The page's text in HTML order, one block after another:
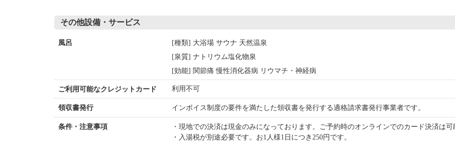
その他設備・サービス
風呂
[種類] 大浴場 サウナ 天然温泉
[泉質] ナトリウム塩化物泉
[効能] 関節痛 慢性消化器病 リウマチ・神経病
ご利用可能なクレジットカード 利用不可
領収書発行 インボイス制度の要件を満たした領収書を発行する適格請求書発行事業者です。
条件・注意事項
現地での決済は現金のみになっております。ご予約時のオンラインでのカード決済は可
入湯税が別途必要です。お1人様1日につき250円です。